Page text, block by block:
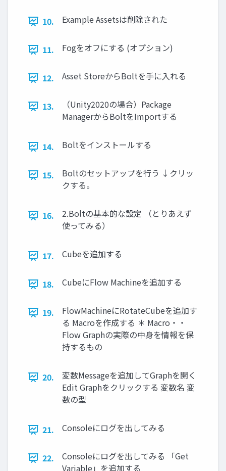
10. Example Assetsは削除された
11. Fogをオフにする (オプション)
12. Asset StoreからBoltを手に入れる
13.
（Unity2020の場合）Package
ManagerからBoltをImportする
14. Boltをインストールする
15.
Boltのセットアップを行う ↓クリッ
クする。
16.
2.Boltの基本的な設定 （とりあえず
使ってみる）
17. Cubeを追加する
18. CubeにFlow Machineを追加する
19.
FlowMachineにRotateCubeを追加す
る Macroを作成する ＊ Macro・・
Flow Graphの実際の中身を情報を保
持するもの
20.
変数Messageを追加してGraphを開く
Edit Graphをクリックする 変数名 変
数の型
21. Consoleにログを出してみる
22.
Consoleにログを出してみる 「Get
Variable」を追加する